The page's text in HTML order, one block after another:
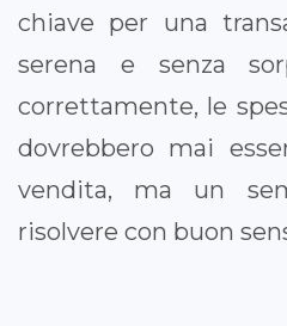
chiave per una
serena e senza
correttamente, le
dovrebbero mai
vendita, ma un
risolvere con buon